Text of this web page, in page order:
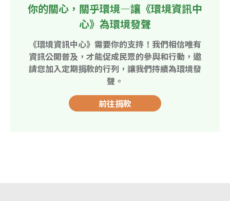
你的關心，關乎環境—讓《環境資訊中
心》為環境發聲
《環境資訊中心》需要你的支持！我們相信唯有
資訊公開普及，才能促成民眾的參與和行動，邀
請您加入定期捐款的行列，讓我們持續為環境發
聲。
前往捐款